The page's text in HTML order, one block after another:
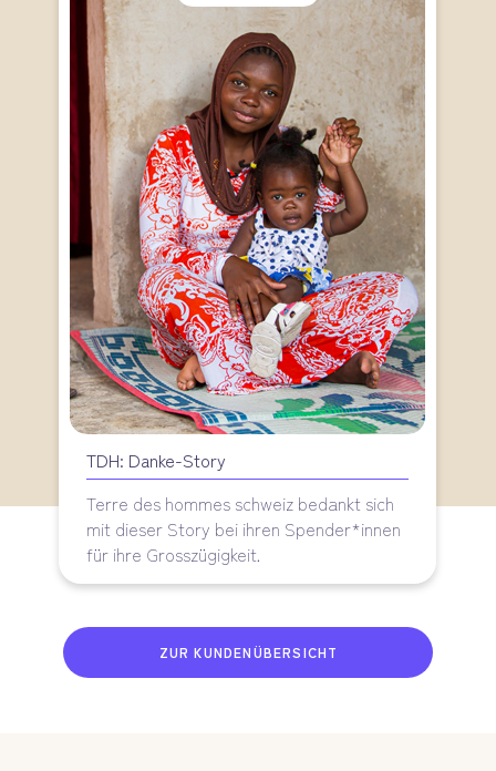
TDH: Danke-Story
Terre des hommes schweiz bedankt sich
mit dieser Story bei ihren Spender*innen
für ihre Grosszügigkeit.
ZUR KUNDENÜBERSICHT